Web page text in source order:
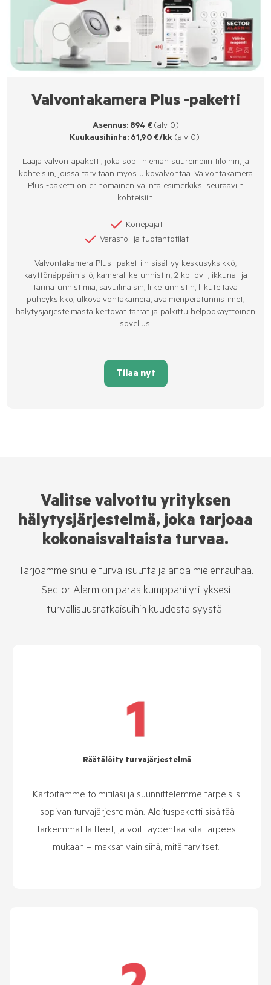
Valvontakamera Plus -paketti
Asennus: 894 € (alv 0)
Kuukausihinta: 61,90 €/kk (alv 0)
Laaja valvontapaketti, joka sopii hieman suurempiin tiloihin, ja
kohteisiin, joissa tarvitaan myös ulkovalvontaa. Valvontakamera
Plus -paketti on erinomainen valinta esimerkiksi seuraaviin
kohteisiin:
Konepajat
Varasto- ja tuotantotilat
Valvontakamera Plus -pakettiin sisältyy keskusyksikkö,
käyttönäppäimistö, kameraliiketunnistin, 2 kpl ovi-, ikkuna- ja
tärinätunnistimia, savuilmaisin, liiketunnistin, liikuteltava
puheyksikkö, ulkovalvontakamera, avaimenperätunnistimet,
hälytysjärjestelmästä kertovat tarrat ja palkittu helppokäyttöinen
sovellus.
Tilaa nyt
Valitse valvottu yrityksen
hälytysjärjestelmä, joka tarjoaa
kokonaisvaltaista turvaa.
Tarjoamme sinulle turvallisuutta ja aitoa mielenrauhaa.
Sector Alarm on paras kumppani yrityksesi
turvallisuusratkaisuihin kuudesta syystä:
Räätälöity turvajärjestelmä
Kartoitamme toimitilasi ja suunnittelemme tarpeisiisi
sopivan turvajärjestelmän. Aloituspaketti sisältää
tärkeimmät laitteet, ja voit täydentää sitä tarpeesi
mukaan – maksat vain siitä, mitä tarvitset.